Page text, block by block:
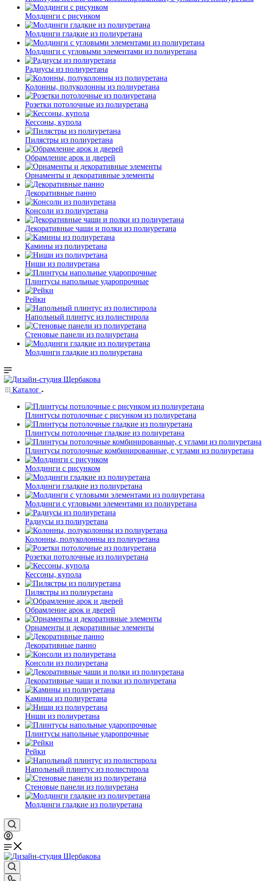
Молдинги c рисунком
Молдинги гладкие из полиуретана
Молдинги с угловыми элементами из полиуретана
Радиусы из полиуретана
Колонны, полуколонны из полиуретана
Розетки потолочные из полиуретана
Кессоны, купола
Пилястры из полиуретана
Обрамление арок и дверей
Орнаменты и декоративные элементы
Декоративные панно
Консоли из полиуретана
Декоративные чаши и полки из полиуретана
Камины из полиуретана
Ниши из полиуретана
Плинтусы напольные ударопрочные
Рейки
Напольный плинтус из полистирола
Стеновые панели из полиуретана
Молдинги гладкие из полиуретана
Каталог
Плинтусы потолочные с рисунком из полиуретана
Плинтусы потолочные гладкие из полиуретана
Плинтусы потолочные комбинированные, с углами из полиуретана
Молдинги c рисунком
Молдинги гладкие из полиуретана
Молдинги с угловыми элементами из полиуретана
Радиусы из полиуретана
Колонны, полуколонны из полиуретана
Розетки потолочные из полиуретана
Кессоны, купола
Пилястры из полиуретана
Обрамление арок и дверей
Орнаменты и декоративные элементы
Декоративные панно
Консоли из полиуретана
Декоративные чаши и полки из полиуретана
Камины из полиуретана
Ниши из полиуретана
Плинтусы напольные ударопрочные
Рейки
Напольный плинтус из полистирола
Стеновые панели из полиуретана
Молдинги гладкие из полиуретана